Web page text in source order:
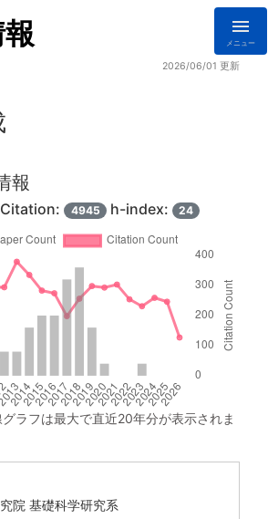
メニュー
2026/06/01 更新
報
4945 h-index: 24
ラフは最大で直近20年分が表示されま
院 基礎科学研究系